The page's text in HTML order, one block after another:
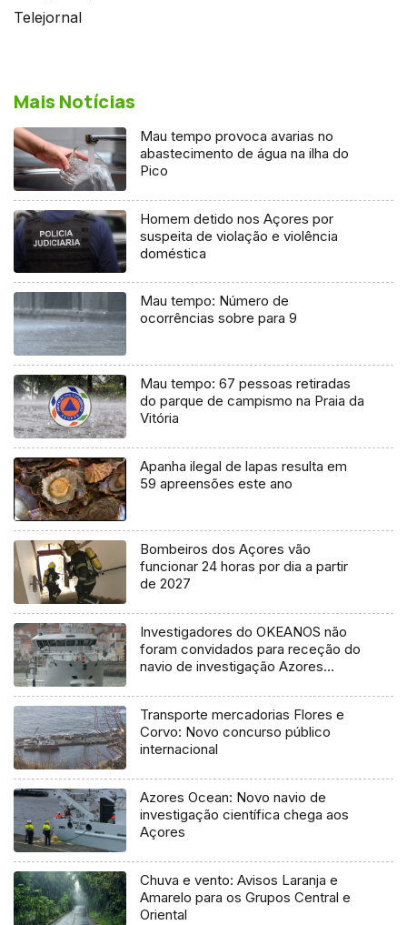
Telejornal
Mais Notícias
Mau tempo provoca avarias no
abastecimento de água na ilha do
Pico
Homem detido nos Açores por
suspeita de violação e violência
doméstica
Mau tempo: Número de
ocorrências sobre para 9
Mau tempo: 67 pessoas retiradas
do parque de campismo na Praia da
Vitória
Apanha ilegal de lapas resulta em
59 apreensões este ano
Bombeiros dos Açores vão
funcionar 24 horas por dia a partir
de 2027
Investigadores do OKEANOS não
foram convidados para receção do
navio de investigação Azores
Transporte mercadorias Flores e
Corvo: Novo concurso público
internacional
Azores Ocean: Novo navio de
investigação científica chega aos
Açores
Chuva e vento: Avisos Laranja e
Amarelo para os Grupos Central e
Oriental